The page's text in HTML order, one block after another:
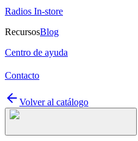
Radios In-store
RecursosBlog
Centro de ayuda
Contacto
Volver al catálogo